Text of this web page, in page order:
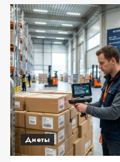
Диеты